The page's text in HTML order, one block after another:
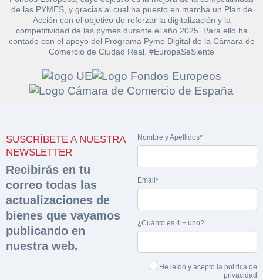
de las PYMES, y gracias al cual ha puesto en marcha un Plan de
Acción con el objetivo de reforzar la digitalización y la
competitividad de las pymes durante el año 2025. Para ello ha
contado con el apoyo del Programa Pyme Digital de la Cámara de
Comercio de Ciudad Real. #EuropaSeSiente
SUSCRÍBETE A NUESTRA
NEWSLETTER
Recibirás en tu
correo todas las
actualizaciones de
bienes que vayamos
publicando en
nuestra web.
Nombre y Apellidos*
Email*
¿Cuánto es 4 + uno?
He leído y acepto la política de
privacidad
documentación
sobre la peritación
Rellene este formulario y recibirá en su email el
enlace para descargar la documentación
Nombre y Apellidos*
Hacer Oferta
Razón social* CIF/DNI Ofertante*
Teléfono* Email*
Nombre y Apellidos*
Sobre Merfinsa
Venta de bienes muebles
Vehículos